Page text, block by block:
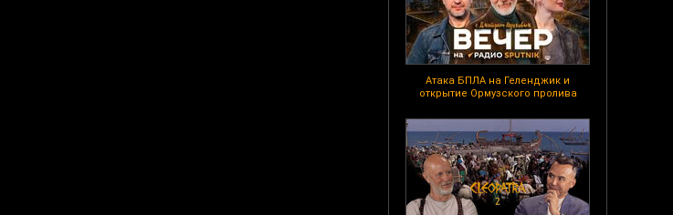
Атака БПЛА на Геленджик и
открытие Ормузского пролива